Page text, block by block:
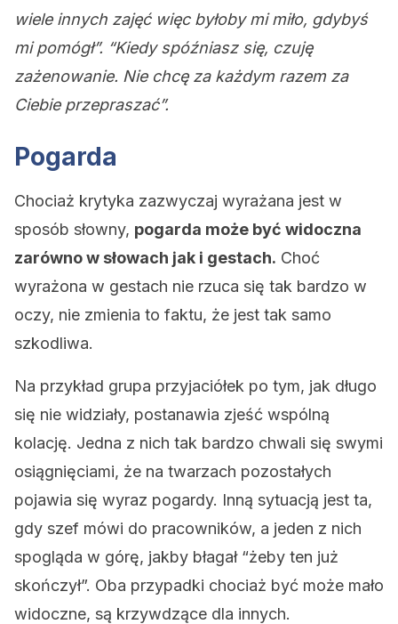
wiele innych zajęć więc byłoby mi miło, gdybyś
mi pomógł”. “Kiedy spóźniasz się, czuję
zażenowanie. Nie chcę za każdym razem za
Ciebie przepraszać”.
Pogarda
Chociaż krytyka zazwyczaj wyrażana jest w
sposób słowny, pogarda może być widoczna
zarówno w słowach jak i gestach. Choć
wyrażona w gestach nie rzuca się tak bardzo w
oczy, nie zmienia to faktu, że jest tak samo
szkodliwa.
Na przykład grupa przyjaciółek po tym, jak długo
się nie widziały, postanawia zjeść wspólną
kolację. Jedna z nich tak bardzo chwali się swymi
osiągnięciami, że na twarzach pozostałych
pojawia się wyraz pogardy. Inną sytuacją jest ta,
gdy szef mówi do pracowników, a jeden z nich
spogląda w górę, jakby błagał “żeby ten już
skończył”. Oba przypadki chociaż być może mało
widoczne, są krzywdzące dla innych.